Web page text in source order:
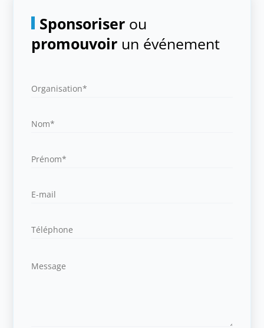
Sponsoriser ou
promouvoir un événement